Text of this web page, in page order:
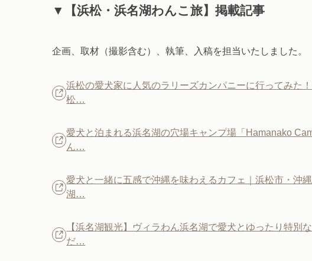
▼【浜松・浜名湖わんこ旅】掲載記事
企画、取材（撮影含む）、執筆、入稿を担当いたしました。
浜松の愛犬家に人気のラリーズカンパニーに行ってみた
松…
愛犬と泊まれる浜名湖の穴場キャンプ場「Hamanako
ん…
愛犬と一緒に五感で沖縄を味わえるカフェ｜浜松市・沖
湖…
【浜名湖観光】ヴィラわん浜名湖で愛犬とゆったり特別
だ…